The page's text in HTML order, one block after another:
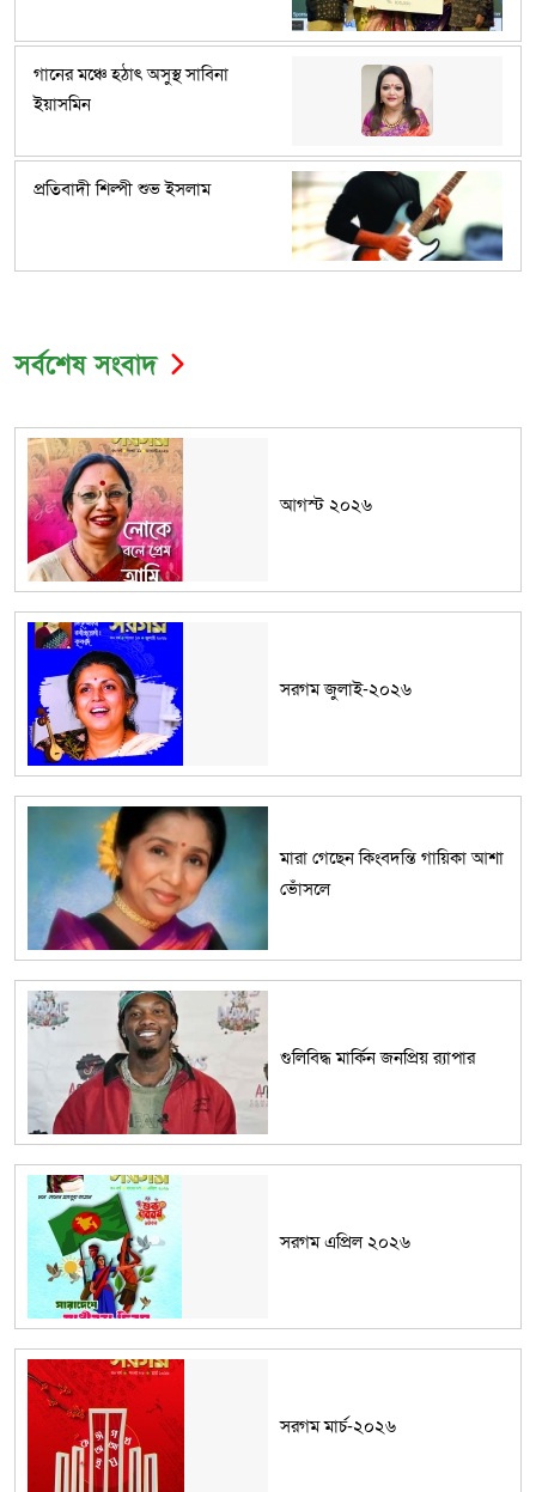
গানের মঞ্চে হঠাৎ অসুস্থ সাবিনা
ইয়াসমিন
প্রতিবাদী শিল্পী শুভ ইসলাম
সর্বশেষ সংবাদ
আগস্ট ২০২৬
সরগম জুলাই-২০২৬
মারা গেছেন কিংবদন্তি গায়িকা আশা
ভোঁসলে
গুলিবিদ্ধ মার্কিন জনপ্রিয় র‌্যাপার
সরগম এপ্রিল ২০২৬
সরগম মার্চ-২০২৬